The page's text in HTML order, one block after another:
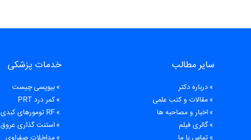
سایر مطالب
درباره دکتر
مقالات و کتب علمی
اخبار و مصاحبه ها
گالری فیلم
تماس با ما
خدمات پزشکی
بیوپسی چیست
کمر درد PRT
RF تومورهای کبدی یا رادیوفرکانسی کبدی
استنت گذاری عروق
مداخلات صفراوی